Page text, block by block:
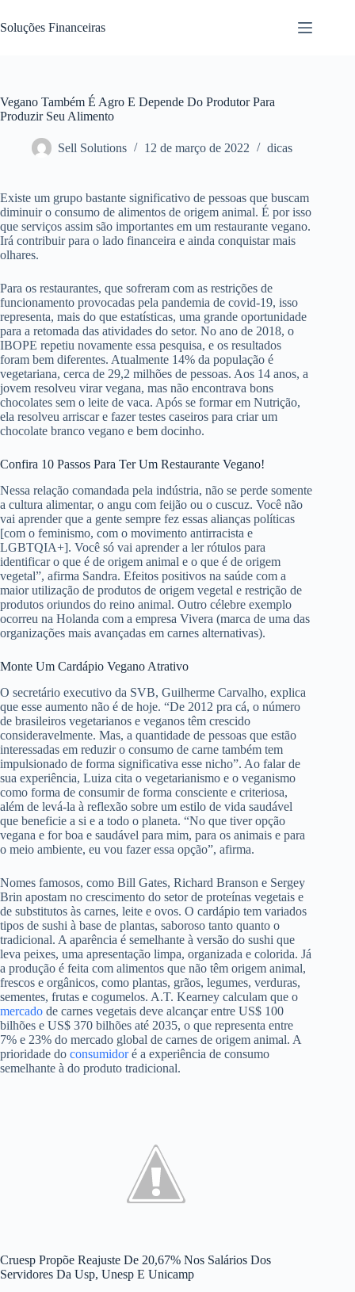
para
o
Soluções Financeiras
Vegano Também É Agro E Depende Do Produtor Para
Produzir Seu Alimento
Sell Solutions 12 de março de 2022 dicas
Existe um grupo bastante significativo de pessoas que buscam
diminuir o consumo de alimentos de origem animal. É por isso
que serviços assim são importantes em um restaurante vegano.
Irá contribuir para o lado financeira e ainda conquistar mais
olhares.
Para os restaurantes, que sofreram com as restrições de
funcionamento provocadas pela pandemia de covid-19, isso
representa, mais do que estatísticas, uma grande oportunidade
para a retomada das atividades do setor. No ano de 2018, o
IBOPE repetiu novamente essa pesquisa, e os resultados
foram bem diferentes. Atualmente 14% da população é
vegetariana, cerca de 29,2 milhões de pessoas. Aos 14 anos, a
jovem resolveu virar vegana, mas não encontrava bons
chocolates sem o leite de vaca. Após se formar em Nutrição,
ela resolveu arriscar e fazer testes caseiros para criar um
chocolate branco vegano e bem docinho.
Confira 10 Passos Para Ter Um Restaurante Vegano!
Nessa relação comandada pela indústria, não se perde somente
a cultura alimentar, o angu com feijão ou o cuscuz. Você não
vai aprender que a gente sempre fez essas alianças políticas
[com o feminismo, com o movimento antirracista e
LGBTQIA+]. Você só vai aprender a ler rótulos para
identificar o que é de origem animal e o que é de origem
vegetal”, afirma Sandra. Efeitos positivos na saúde com a
maior utilização de produtos de origem vegetal e restrição de
produtos oriundos do reino animal. Outro célebre exemplo
ocorreu na Holanda com a empresa Vivera (marca de uma das
organizações mais avançadas em carnes alternativas).
Monte Um Cardápio Vegano Atrativo
O secretário executivo da SVB, Guilherme Carvalho, explica
que esse aumento não é de hoje. “De 2012 pra cá, o número
de brasileiros vegetarianos e veganos têm crescido
consideravelmente. Mas, a quantidade de pessoas que estão
interessadas em reduzir o consumo de carne também tem
impulsionado de forma significativa esse nicho”. Ao falar de
sua experiência, Luiza cita o vegetarianismo e o veganismo
como forma de consumir de forma consciente e criteriosa,
além de levá-la à reflexão sobre um estilo de vida saudável
que beneficie a si e a todo o planeta. “No que tiver opção
vegana e for boa e saudável para mim, para os animais e para
o meio ambiente, eu vou fazer essa opção”, afirma.
Nomes famosos, como Bill Gates, Richard Branson e Sergey
Brin apostam no crescimento do setor de proteínas vegetais e
de substitutos às carnes, leite e ovos. O cardápio tem variados
tipos de sushi à base de plantas, saboroso tanto quanto o
tradicional. A aparência é semelhante à versão do sushi que
leva peixes, uma apresentação limpa, organizada e colorida. Já
a produção é feita com alimentos que não têm origem animal,
frescos e orgânicos, como plantas, grãos, legumes, verduras,
sementes, frutas e cogumelos. A.T. Kearney calculam que o
mercado de carnes vegetais deve alcançar entre US$ 100
bilhões e US$ 370 bilhões até 2035, o que representa entre
7% e 23% do mercado global de carnes de origem animal. A
prioridade do consumidoré a experiência de consumo
semelhante à do produto tradicional.
Cruesp Propõe Reajuste De 20,67% Nos Salários Dos
Servidores Da Usp, Unesp E Unicamp